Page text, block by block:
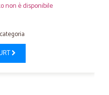
non è disponibile